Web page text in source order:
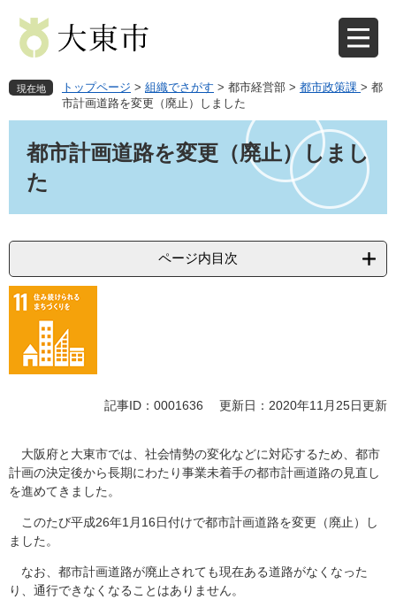
先
で
を
ば
へ
現在地 トップページ > 組織でさがす > 都市経営部 > 都市政策課 > 都
市計画道路を変更（廃止）しました
都市計画道路を変更（廃止）しまし
た
ページ内目次
記事ID：0001636 更新日：2020年11月25日更新
大阪府と大東市では、社会情勢の変化などに対応するため、都市
計画の決定後から長期にわたり事業未着手の都市計画道路の見直し
を進めてきました。
このたび平成26年1月16日付けで都市計画道路を変更（廃止）し
ました。
なお、都市計画道路が廃止されても現在ある道路がなくなった
り、通行できなくなることはありません。